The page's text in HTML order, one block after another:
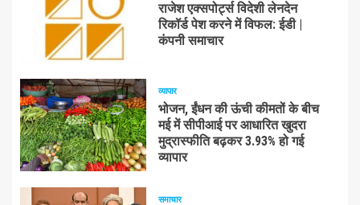
राजेश एक्सपोर्ट्स विदेशी लेनदेन
रिकॉर्ड पेश करने में विफल: ईडी |
कंपनी समाचार
व्यापार
भोजन, ईंधन की ऊंची कीमतों के बीच
मई में सीपीआई पर आधारित खुदरा
मुद्रास्फीति बढ़कर 3.93% हो गई
व्यापार
समाचार